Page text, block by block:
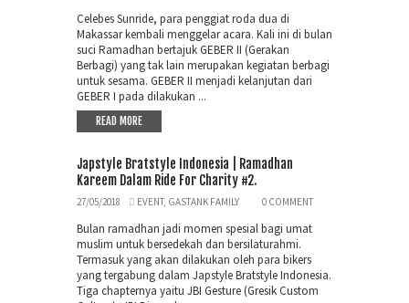
Celebes Sunride, para penggiat roda dua di
Makassar kembali menggelar acara. Kali ini di bulan
suci Ramadhan bertajuk GEBER II (Gerakan
Berbagi) yang tak lain merupakan kegiatan berbagi
untuk sesama. GEBER II menjadi kelanjutan dari
GEBER I pada dilakukan ...
READ MORE
Japstyle Bratstyle Indonesia | Ramadhan
Kareem Dalam Ride For Charity #2.
27/05/2018 EVENT, GASTANK FAMILY 0 COMMENT
Bulan ramadhan jadi momen spesial bagi umat
muslim untuk bersedekah dan bersilaturahmi.
Termasuk yang akan dilakukan oleh para bikers
yang tergabung dalam Japstyle Bratstyle Indonesia.
Tiga chapternya yaitu JBI Gesture (Gresik Custom